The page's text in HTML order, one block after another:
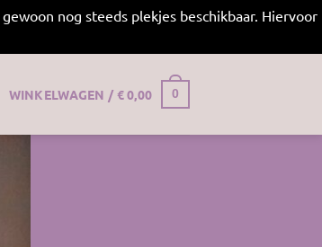
nog steeds plekjes beschikbaar. Hiervoor
WINKELWAGEN /€0,00 0